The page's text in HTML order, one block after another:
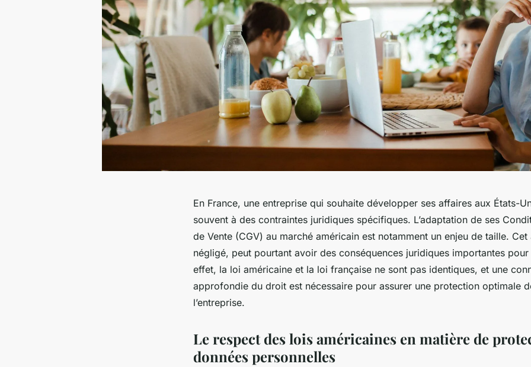
En France, une entreprise qui souhaite développer ses affaires aux États-
souvent à des contraintes juridiques spécifiques. L’adaptation de ses
de Vente (CGV) au marché américain est notamment un enjeu de taille.
négligé, peut pourtant avoir des conséquences juridiques importantes pour
effet, la loi américaine et la loi française ne sont pas identiques, et une
approfondie du droit est nécessaire pour assurer une protection optimale
l’entreprise.
Le respect des lois américaines en matière de
données personnelles